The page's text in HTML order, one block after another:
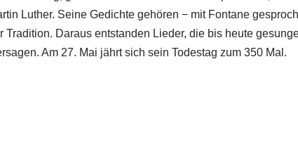
Luther. Seine Gedichte gehören − mit Fontane
Tradition. Daraus entstanden Lieder, die bis heute
Am 27. Mai jährt sich sein Todestag zum 350 Mal.